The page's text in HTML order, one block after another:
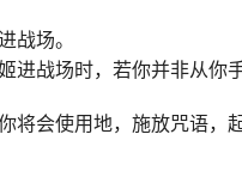
战场。
进战场时，若你并非从你
将会使用地，施放咒语